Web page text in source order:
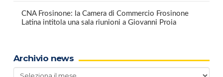
CNA Frosinone: la Camera di Commercio Frosinone
Latina intitola una sala riunioni a Giovanni Proia
Archivio news
Archivio